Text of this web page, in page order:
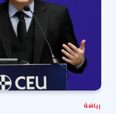
رياضة